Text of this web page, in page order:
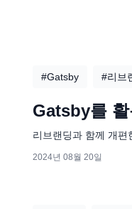
#Gatsby #리브
Gatsby를
리브랜딩과 함께 개
2024년 08월 20일